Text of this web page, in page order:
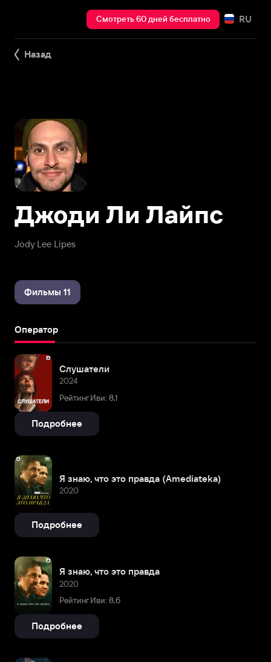
Смотреть 60 дней бесплатно RU
Назад
Jody Lee Lipes
Джоди Ли Лайпс
Фильмы 11
Оператор
Слушатели
2024
Рейтинг Иви: 8,1
Подробнее
Я знаю, что это правда (Amediateka)
2020
Подробнее
Я знаю, что это правда
2020
Рейтинг Иви: 8,6
Подробнее